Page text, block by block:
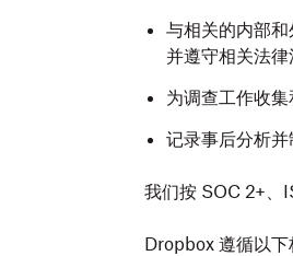
与相关的内部
并遵守相关法律
为调查工作收
记录事后分析
我们按 SOC 2+、
Dropbox 遵循以下